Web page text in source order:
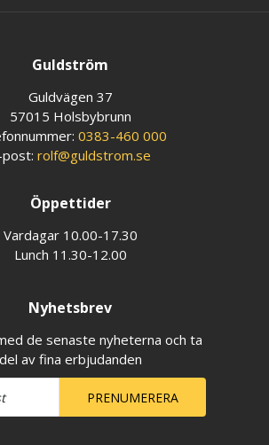
Guldström
Guldvägen 37
57015 Holsbybrunn
0383-460 000
post: rolf@guldstrom.se
Öppettider
Vardagar 10.00-17.30
Lunch 11.30-12.00
Nyhetsbrev
de senaste nyheterna och ta
del av fina erbjudanden
PRENUMERERA